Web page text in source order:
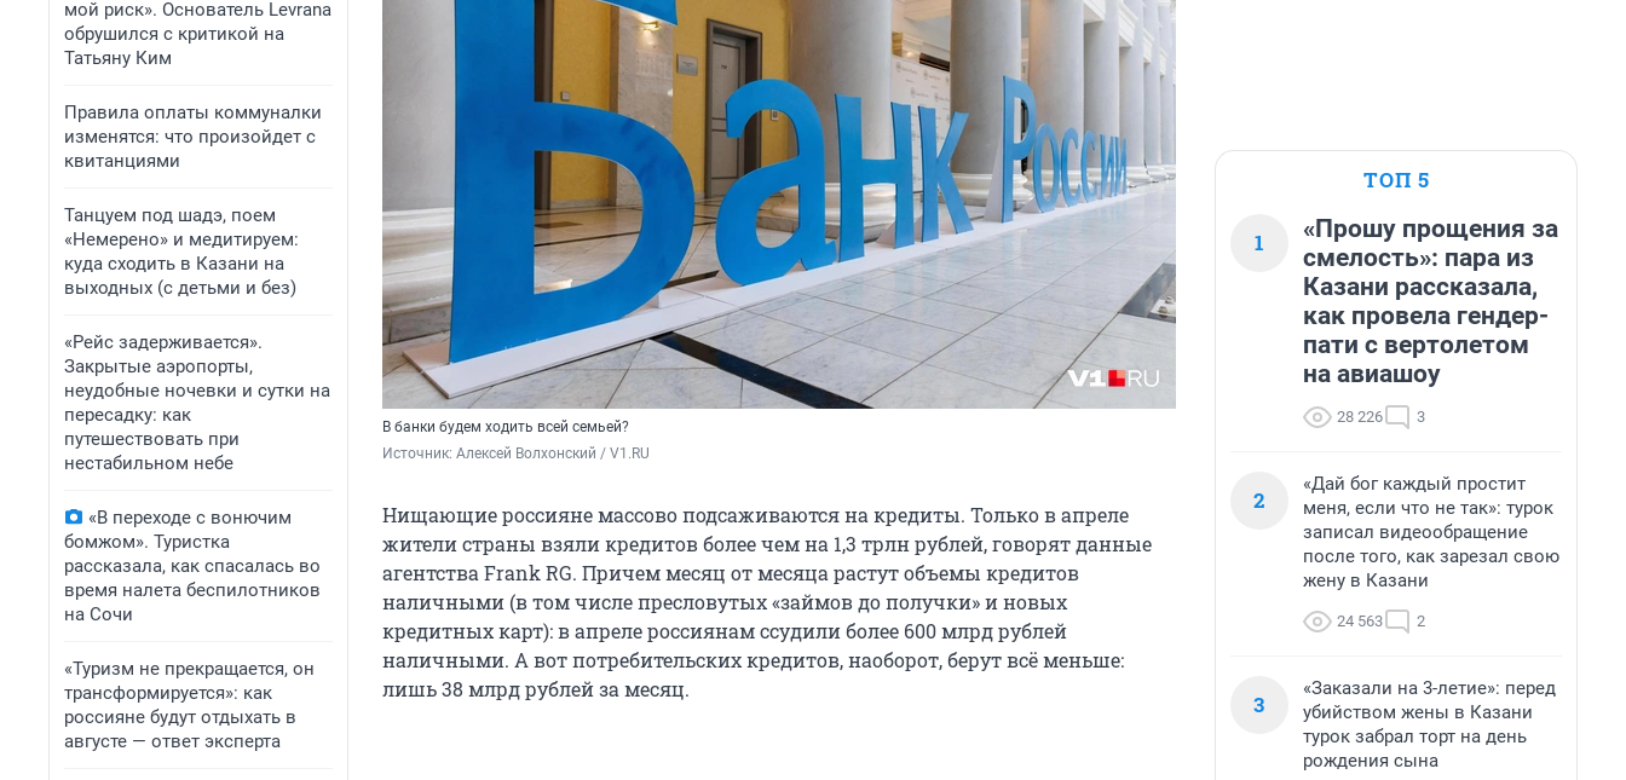
мой риск». Основатель Levrana
обрушился с критикой на
Татьяну Ким
Правила оплаты коммуналки
изменятся: что произойдет с
квитанциями
Танцуем под шадэ, поем
«Немерено» и медитируем:
куда сходить в Казани на
выходных (с детьми и без)
«Рейс задерживается».
Закрытые аэропорты,
неудобные ночевки и сутки на
пересадку: как
путешествовать при
нестабильном небе
«В переходе с вонючим
бомжом». Туристка
рассказала, как спасалась во
время налета беспилотников
на Сочи
«Туризм не прекращается, он
трансформируется»: как
россияне будут отдыхать в
августе — ответ эксперта
В банки будем ходить всей семьей?
Источник: Алексей Волхонский / V1.RU
Нищающие россияне массово подсаживаются на кредиты. Только в апреле
жители страны взяли кредитов более чем на 1,3 трлн рублей, говорят данные
агентства Frank RG. Причем месяц от месяца растут объемы кредитов
наличными (в том числе пресловутых «займов до получки» и новых
кредитных карт): в апреле россиянам ссудили более 600 млрд рублей
наличными. А вот потребительских кредитов, наоборот, берут всё меньше:
лишь 38 млрд рублей за месяц.
ТОП 5
1
«Прошу прощения за
смелость»: пара из
Казани рассказала,
как провела гендер-
пати с вертолетом
на авиашоу
28 226 3
2
«Дай бог каждый простит
меня, если что не так»: турок
записал видеообращение
после того, как зарезал свою
жену в Казани
24 563 2
3
«Заказали на 3-летие»: перед
убийством жены в Казани
турок забрал торт на день
рождения сына